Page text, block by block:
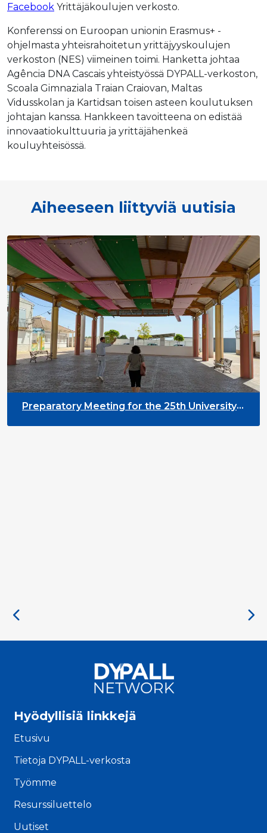
Facebook Yrittäjäkoulujen verkosto.
Konferenssi on Euroopan unionin Erasmus+ -
ohjelmasta yhteisrahoitetun yrittäjyyskoulujen
verkoston (NES) viimeinen toimi. Hanketta johtaa
Agência DNA Cascais yhteistyössä DYPALL-verkoston,
Scoala Gimnaziala Traian Craiovan, Maltas
Vidusskolan ja Kartidsan toisen asteen koulutuksen
johtajan kanssa. Hankkeen tavoitteena on edistää
innovaatiokulttuuria ja yrittäjähenkeä
kouluyhteisössä.
Aiheeseen liittyviä uutisia
Preparatory Meeting for the 25th University
Hyödyllisiä linkkejä
Etusivu
Tietoja DYPALL-verkosta
Työmme
Resurssiluettelo
Uutiset